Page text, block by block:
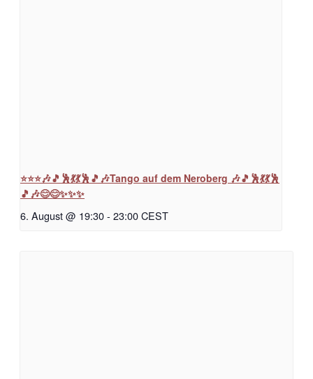
⭐⭐⭐🎶🎵🕺💃💃🕺🎵🎶Tango auf dem Neroberg 🎶🎵🕺💃💃🕺
🎵🎶😊😊✨✨✨
6. August @ 19:30- 23:00CEST